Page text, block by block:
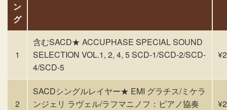
ン
グ
1
含むSACD★ ACCUPHASE SPECIAL SOUND
SELECTION VOL.1, 2, 4, 5 SCD-1/SCD-2/SCD-
4/SCD-5
2
SACDシングルレイヤー★ EMI グラチス/ミケラ
ンジェリ ラヴェル/ラフマニノフ：ピアノ協奏